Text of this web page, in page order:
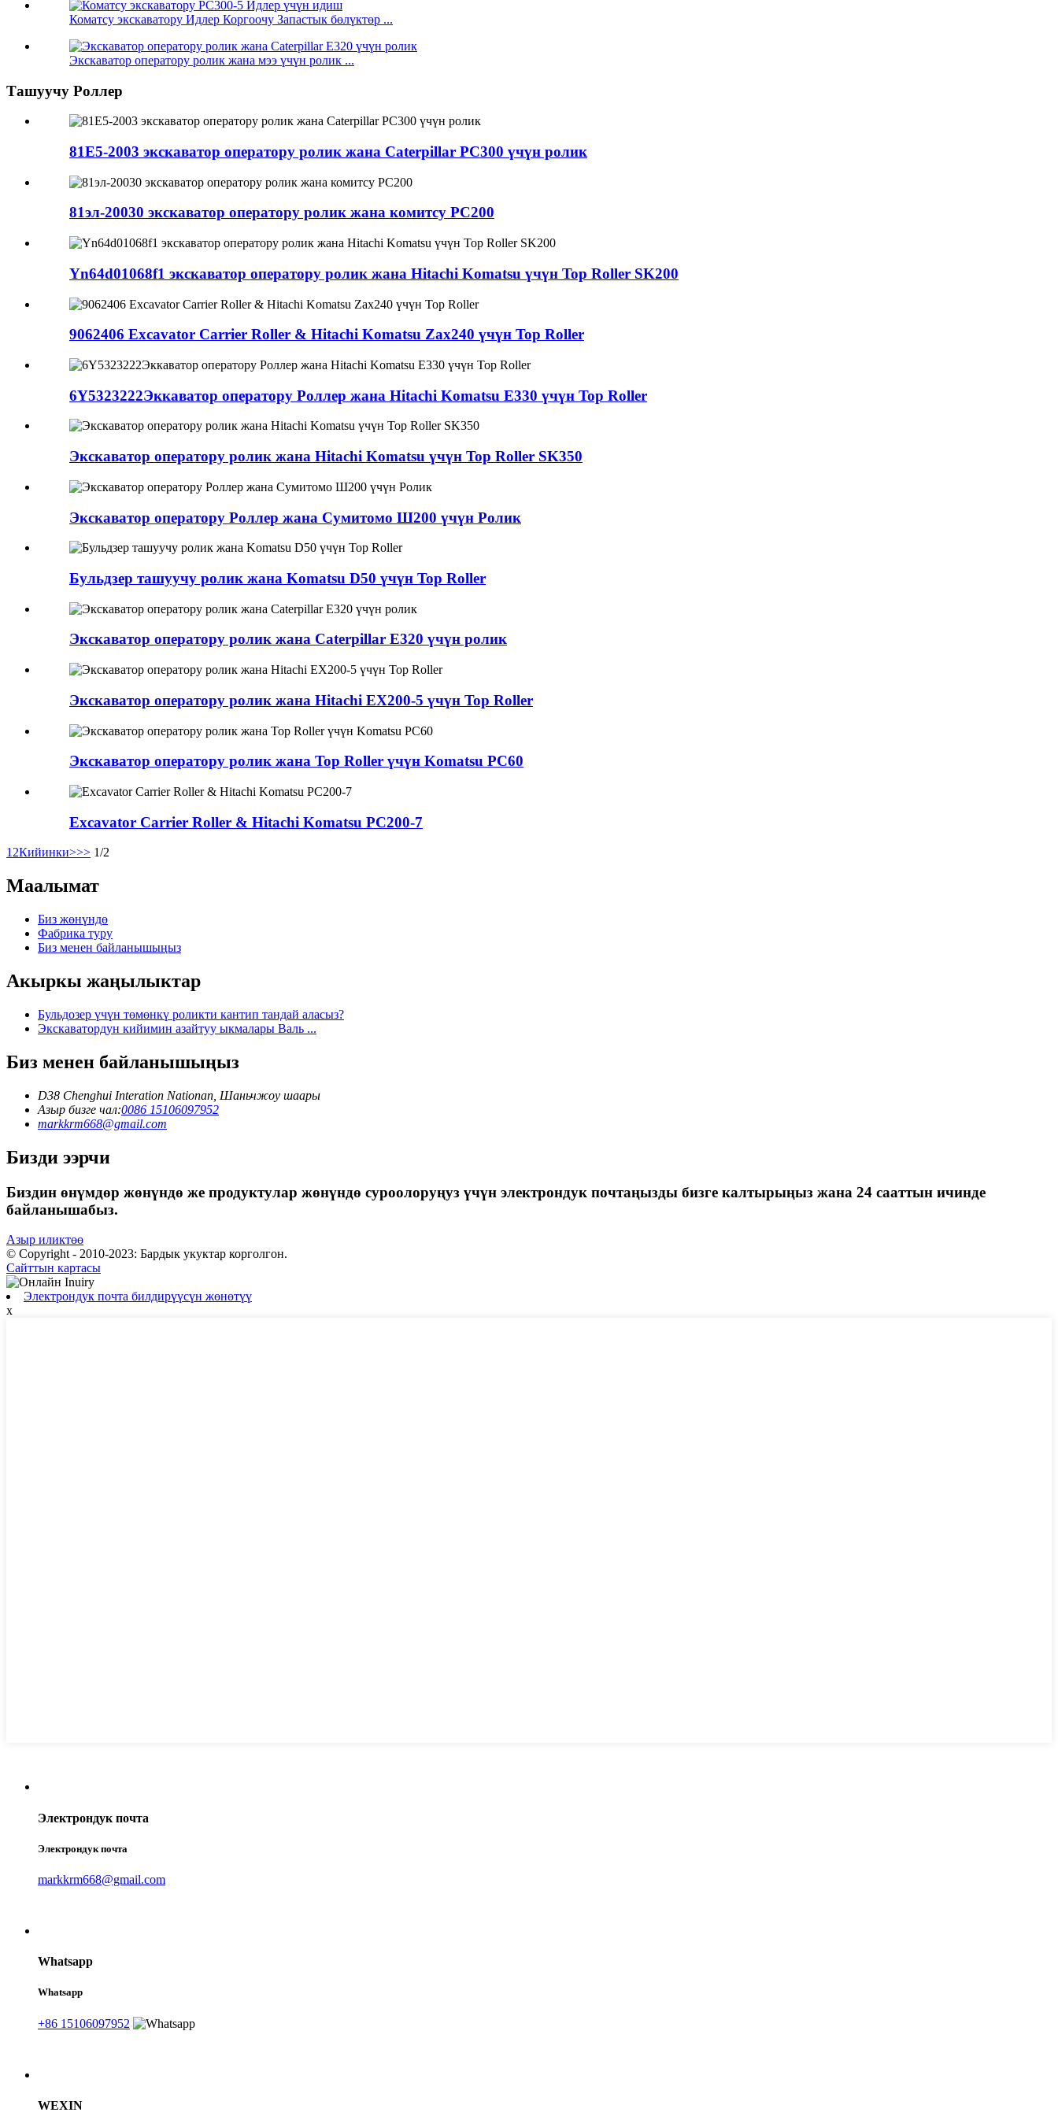
Коматсу экскаватору Идлер Коргоочу Запастык бөлүктөр ...
Экскаватор оператору ролик жана мээ үчүн ролик ...
Ташуучу Роллер
81E5-2003 экскаватор оператору ролик жана Caterpillar PC300 үчүн ролик
81эл-20030 экскаватор оператору ролик жана комитсу PC200
Yn64d01068f1 экскаватор оператору ролик жана Hitachi Komatsu үчүн Top Roller SK200
9062406 Excavator Carrier Roller & Hitachi Komatsu Zax240 үчүн Top Roller
6Y5323222Эккаватор оператору Роллер жана Hitachi Komatsu E330 үчүн Top Roller
Экскаватор оператору ролик жана Hitachi Komatsu үчүн Top Roller SK350
Экскаватор оператору Роллер жана Сумитомо Ш200 үчүн Ролик
Бульдзер ташуучу ролик жана Komatsu D50 үчүн Top Roller
Экскаватор оператору ролик жана Caterpillar E320 үчүн ролик
Экскаватор оператору ролик жана Hitachi EX200-5 үчүн Top Roller
Экскаватор оператору ролик жана Top Roller үчүн Komatsu PC60
Excavator Carrier Roller & Hitachi Komatsu PC200-7
12Кийинки>>> 1/2
Маалымат
Биз жөнүндө
Фабрика туру
Биз менен байланышыңыз
Акыркы жаңылыктар
Бульдозер үчүн төмөнкү роликти кантип тандай аласыз?
Экскаватордун кийимин азайтуу ыкмалары Валь ...
Биз менен байланышыңыз
D38 Chenghui Interation Nationan, Шаньчжоу шаары
Азыр бизге чал:0086 15106097952
markkrm668@gmail.com
Бизди ээрчи
Биздин өнүмдөр жөнүндө же продуктулар жөнүндө суроолоруңуз үчүн электрондук почтаңызды бизге калтырыңыз жана 24 сааттын ичинде
байланышабыз.
Азыр иликтөө
© Copyright - 2010-2023: Бардык укуктар корголгон.
Сайттын картасы
Электрондук почта билдирүүсүн жөнөтүү
x
Электрондук почта
Электрондук почта
markkrm668@gmail.com
Whatsapp
Whatsapp
+86 15106097952
WEXIN